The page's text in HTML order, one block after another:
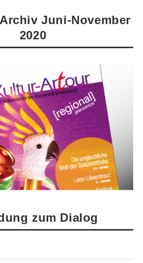
Juni-November
2020
zum Dialog